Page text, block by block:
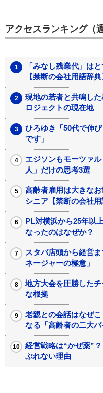
アクセスランキング（
「みなし残業代」は
【禁断の会社用語辞典
現地の若者と共鳴し
ロジェクトの現在地
ひろゆき「50代で伸
です」
エジソンもモーツァ
人」だけの思考3選
高齢者雇用は大きな
シニア【禁断の会社用
PL対横浜から25年以
なったのはなぜか？
スタバ店頭から経営
ネージャーの極意」
地方大会を圧勝した
な根拠
老親との会話はなぜ
なる「高齢者の二大バ
経営戦略は“かぜ薬”
ぶれない理由